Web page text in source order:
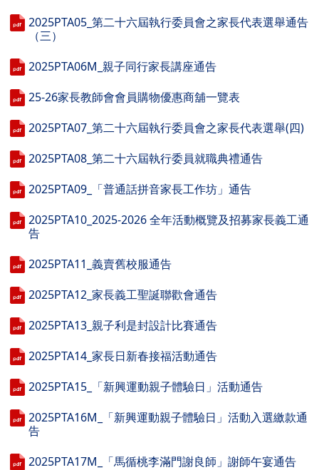
2025PTA05_第二十六屆執行委員會之家長代表選舉通告
（三）
2025PTA06M_親子同行家長講座通告
25-26家長教師會會員購物優惠商舖一覽表
2025PTA07_第二十六屆執行委員會之家長代表選舉(四)
2025PTA08_第二十六屆執行委員就職典禮通告
2025PTA09_「普通話拼音家長工作坊」通告
2025PTA10_2025-2026 全年活動概覽及招募家長義工通
告
2025PTA11_義賣舊校服通告
2025PTA12_家長義工聖誕聯歡會通告
2025PTA13_親子利是封設計比賽通告
2025PTA14_家長日新春接福活動通告
2025PTA15_「新興運動親子體驗日」活動通告
2025PTA16M_「新興運動親子體驗日」活動入選繳款通
告
2025PTA17M_「馬循桃李滿門謝良師」謝師午宴通告